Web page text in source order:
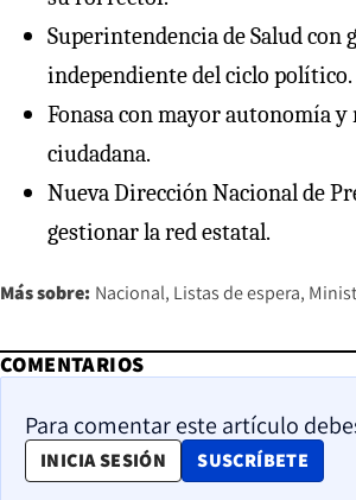
Superintendencia de Salud con
independiente del ciclo político.
Fonasa con mayor autonomía
ciudadana.
Nueva Dirección Nacional de
gestionar la red estatal.
Más sobre: Nacional Listas de espera
COMENTARIOS
Para comentar este artículo
INICIA SESIÓN SUSCRÍBETE
OPENS IN NEW